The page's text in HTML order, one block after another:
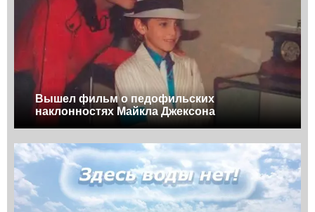
Вышел фильм о педофильских
наклонностях Майкла Джексона